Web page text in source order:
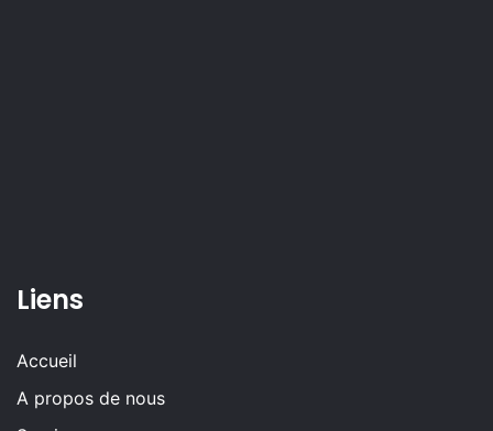
Liens
Accueil
A propos de nous